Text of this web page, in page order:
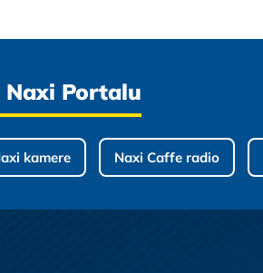
Naxi Portalu
kamere Naxi Caffe radio